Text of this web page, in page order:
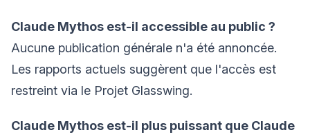
Claude Mythos est-il accessible au public ?
Aucune publication générale n'a été annoncée.
Les rapports actuels suggèrent que l'accès est
restreint via le Projet Glasswing.
Claude Mythos est-il plus puissant que Claude